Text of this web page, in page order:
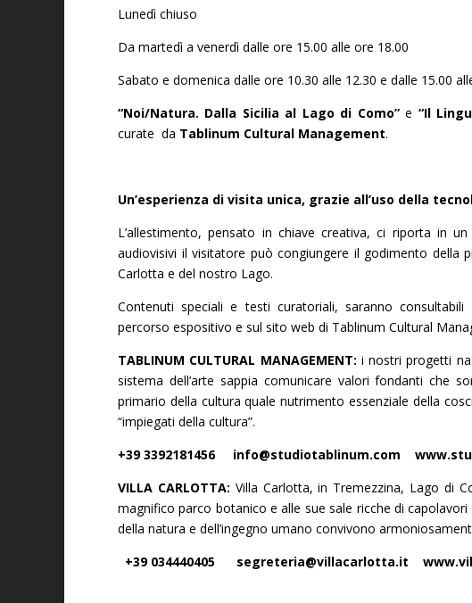
Lunedì chiuso
Da martedì a venerdì dalle ore 15.00 alle ore 18.00
Sabato e domenica dalle ore 10.30 alle 12.30 e dalle 15.00
“Noi/Natura. Dalla Sicilia al Lago di Como”e “Il
curate da Tablinum Cultural Management.
Un’esperienza di visita unica, grazie all’uso della
L’allestimento, pensato in chiave creativa, ci riporta in
audiovisivi il visitatore può congiungere il godimento della
Carlotta e del nostro Lago.
Contenuti speciali e testi curatoriali, saranno
percorso espositivo e sul sito web di Tablinum Cultural
TABLINUM CULTURAL MANAGEMENT: i nostri progetti
sistema dell’arte sappia comunicare valori fondanti che
primario della cultura quale nutrimento essenziale della
“impiegati della cultura”.
+39 3392181456 info@studiotablinum.com
VILLA CARLOTTA: Villa Carlotta, in Tremezzina, Lago di
magnifico parco botanico e alle sue sale ricche di
della natura e dell’ingegno umano convivono
+39 034440405 segreteria@villacarlotta.it